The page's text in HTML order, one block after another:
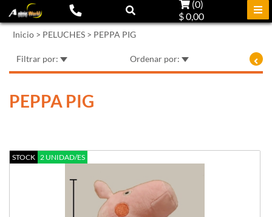
(0)
$ 0,00
Inicio > PELUCHES > PEPPA PIG
Filtrar por: Ordenar por:
PEPPA PIG
STOCK 2 UNIDAD/ES